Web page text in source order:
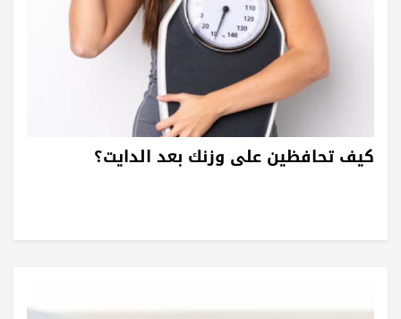
كيف تحافظين على وزنك بعد الدايت؟